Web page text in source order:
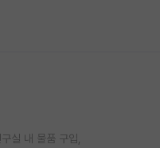
실 내 물품 구입,